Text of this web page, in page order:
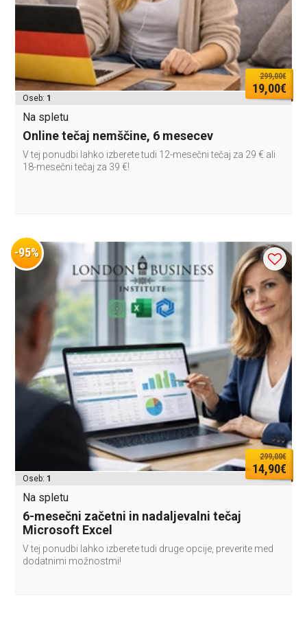
299,00€
19,00€
Oseb: 1
Na spletu
Online tečaj nemščine, 6 mesecev
V tej ponudbi lahko izberete tudi 12-mesečni tečaj za 29 € ali
18-mesečni tečaj za 39 €!
-95%
299,00€
14,90€
Oseb: 1
Na spletu
6-mesečni začetni in nadaljevalni tečaj
Microsoft Excel
V tej ponudbi lahko izberete tudi druge opcije, preverite med
dodatnimi možnostmi!